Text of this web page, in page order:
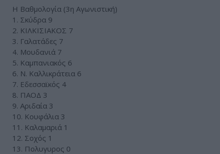
Η Βαθμολογία (3η Αγωνιστική)
1. Σκύδρα 9
2. ΚΙΛΚΙΣΙΑΚΟΣ 7
3. Γαλατάδες 7
4. Μουδανιά 7
5. Καμπανιακός 6
6. Ν. Καλλικράτεια 6
7. Εδεσσαϊκός 4
8. ΠΑΟΔ 3
9. Αριδαία 3
10. Κουφάλια 3
11. Καλαμαριά 1
12. Σοχός 1
13. Πολυγυρος 0